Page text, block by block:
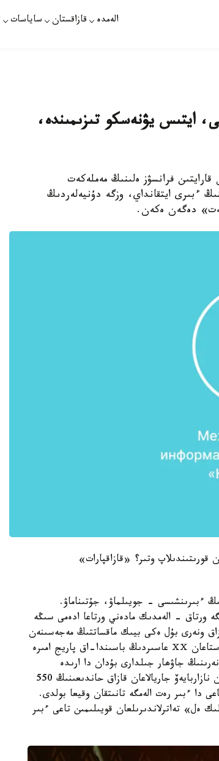
الەمدە قازاقستان ساياسات
ايتىس يۋنەسكو تىزىمىندە،
فرانسۋز ەلىنىڭ مەملەكەت
ءبىرى ايتقانداي، وزگە دۇنيەلەردىڭ
دەگەن ەكەن.
قورىتىندىلاپ وتىر؟ «قازاقپارات»
ءبىرىنشىسى - جويىلماۋ، جۇتىناماۋ.
ورتاق - الەمدىك مادەني ورتاعا ادەمى سىڭە
ونەرى بۇل ەكى بيىك ماقساتتىڭ مەجەسىنەن
الدەقاشان اسقان، ايتپەگەندە، ونەردىڭ شەكاراسى ەندى اشىلا باستاعان ⅩⅩ عاسىردىڭ باسىندا-اق پاريج امىرە
جاۋھار جىلدارى بۇدان دا ارىدە
جاتقانى بەلگىلى، سوندىقتان، بيىل مەملەكەت باسشىسى نۇرسۇلتان نازاربايەۆ جاريالاعان قازاق حاندىعىنىڭ 550
دا ءبىر رەت الەمگە تانىتقان وقيعا بولدى.
ەل» تەاترلاندىرىلعان قويىلىمىن تاعى ءبىر